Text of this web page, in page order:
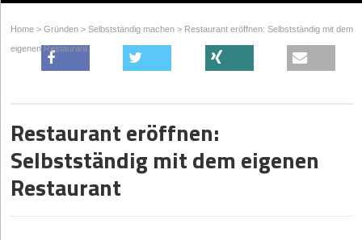
Home > Gründen > Selbstständig machen > Restaurant eröffnen: Selbstständig mit dem
eigenen Restaurant
Restaurant eröffnen:
Selbstständig mit dem eigenen
Restaurant